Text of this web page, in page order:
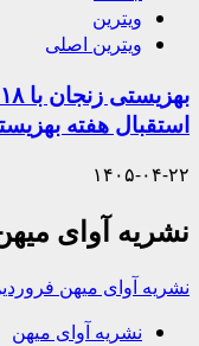
ویترین
ویترین اصلی
استقبال هفته
۱۴۰۵-۰۴-۲۲
نشریه آوای
نشریه آوای میهن
نشریه آوای میهن